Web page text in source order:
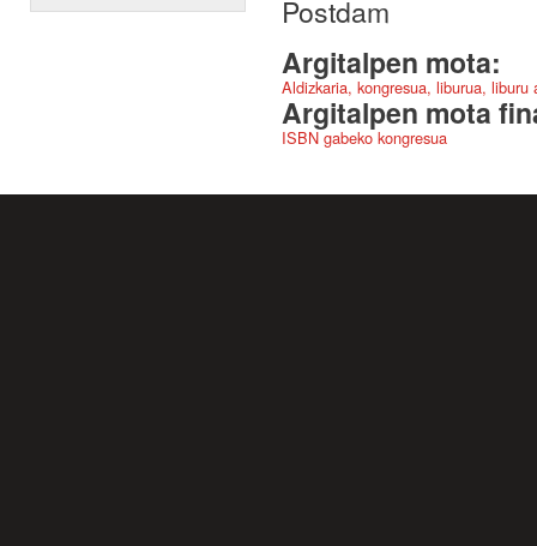
Postdam
Argitalpen mota:
Aldizkaria, kongresua, liburua,
Argitalpen mota
ISBN gabeko kongresua